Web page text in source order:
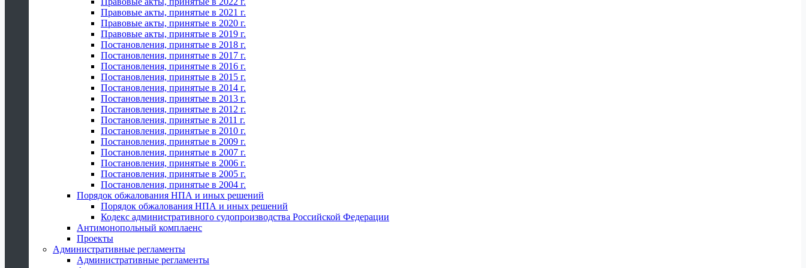
Правовые акты, принятые в 2021 г.
Правовые акты, принятые в 2020 г.
Правовые акты, принятые в 2019 г.
Постановления, принятые в 2018 г.
Постановления, принятые в 2017 г.
Постановления, принятые в 2016 г.
Постановления, принятые в 2015 г.
Постановления, принятые в 2014 г.
Постановления, принятые в 2013 г.
Постановления, принятые в 2012 г.
Постановления, принятые в 2011 г.
Постановления, принятые в 2010 г.
Постановления, принятые в 2009 г.
Постановления, принятые в 2007 г.
Постановления, принятые в 2006 г.
Постановления, принятые в 2005 г.
Постановления, принятые в 2004 г.
Порядок обжалования НПА и иных решений
Порядок обжалования НПА и иных решений
Кодекс административного судопроизводства Российской Федерации
Антимонопольный комплаенс
Проекты
Административные регламенты
Административные регламенты